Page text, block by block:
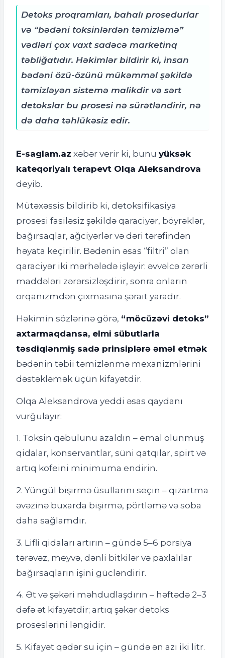
Detoks proqramları, bahalı prosedurlar
və “bədəni toksinlərdən təmizləmə”
vədləri çox vaxt sadəcə marketinq
təbliğatıdır. Həkimlər bildirir ki, insan
bədəni özü-özünü mükəmməl şəkildə
təmizləyən sistemə malikdir və sərt
detokslar bu prosesi nə sürətləndirir, nə
də daha təhlükəsiz edir.
E-saglam.az xəbər verir ki, bunu yüksək
kateqoriyalı terapevt Olqa Aleksandrova
deyib.
Mütəxəssis bildirib ki, detoksifikasiya
prosesi fasiləsiz şəkildə qaraciyər, böyrəklər,
bağırsaqlar, ağciyərlər və dəri tərəfindən
həyata keçirilir. Bədənin əsas “filtri” olan
qaraciyər iki mərhələdə işləyir: əvvəlcə zərərli
maddələri zərərsizləşdirir, sonra onların
orqanizmdən çıxmasına şərait yaradır.
Həkimin sözlərinə görə, “möcüzəvi detoks”
axtarmaqdansa, elmi sübutlarla
təsdiqlənmiş sadə prinsiplərə əməl etmək
bədənin təbii təmizlənmə mexanizmlərini
dəstəkləmək üçün kifayətdir.
Olqa Aleksandrova yeddi əsas qaydanı
vurğulayır:
1. Toksin qəbulunu azaldın – emal olunmuş
qidalar, konservantlar, süni qatqılar, spirt və
artıq kofeini minimuma endirin.
2. Yüngül bişirmə üsullarını seçin – qızartma
əvəzinə buxarda bişirmə, pörtləmə və soba
daha sağlamdır.
3. Lifli qidaları artırın – gündə 5–6 porsiya
tərəvəz, meyvə, dənli bitkilər və paxlalılar
bağırsaqların işini gücləndirir.
4. Ət və şəkəri məhdudlaşdırın – həftədə 2–3
dəfə ət kifayətdir; artıq şəkər detoks
proseslərini ləngidir.
5. Kifayət qədər su için – gündə ən azı iki litr.